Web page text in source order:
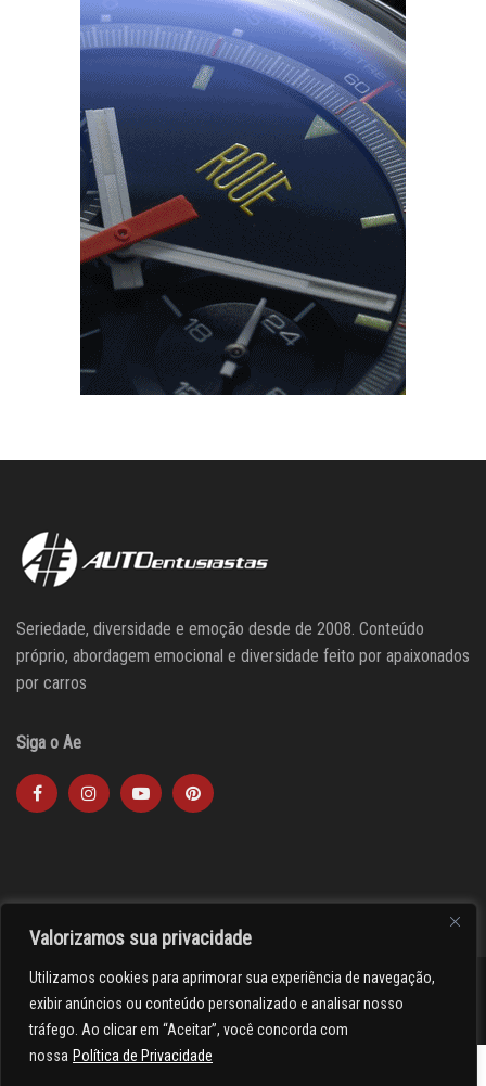
Valorizamos sua privacidade
Utilizamos cookies para aprimorar sua experiência de navegação,
exibir anúncios ou conteúdo personalizado e analisar nosso
tráfego. Ao clicar em “Aceitar”, você concorda com
nossa Política de Privacidade
Seriedade, diversidade e emoção desde de 2008. Conteúdo
próprio, abordagem emocional e diversidade feito por apaixonados
por carros
Siga o Ae
><(((º> 17